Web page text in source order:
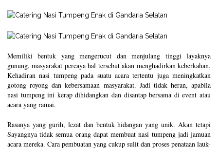
Memiliki bentuk yang mengerucut dan menjulang tinggi layaknya
gunung, masyarakat percaya hal tersebut akan menghadirkan keberkahan.
Kehadiran nasi tumpeng pada suatu acara tertentu juga meningkatkan
gotong royong dan kebersamaan masyarakat. Jadi tidak heran, apabila
nasi tumpeng ini kerap dihidangkan dan disantap bersama di event atau
acara yang ramai.
Rasanya yang gurih, lezat dan bentuk hidangan yang unik. Akan tetapi
Sayangnya tidak semua orang dapat membuat nasi tumpeng jadi jamuan
acara mereka. Cara pembuatan yang cukup sulit dan proses penataan lauk-